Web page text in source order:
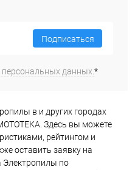
Подписаться
персональных данных.*
в и других городах
Здесь вы можете
рейтингом и
оставить заявку на
Электропилы по